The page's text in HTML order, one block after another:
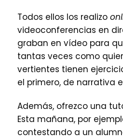
Todos ellos los realizo
videoconferencias en
graban en vídeo para
tantas veces como
vertientes tienen
el primero, de narrativa
Además, ofrezco una
Esta mañana, por
contestando a un